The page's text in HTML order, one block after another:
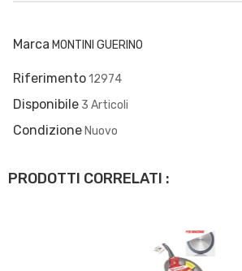
Marca MONTINI GUERINO
Riferimento12974
Disponibile 3 Articoli
Condizione Nuovo
PRODOTTI CORRELATI :